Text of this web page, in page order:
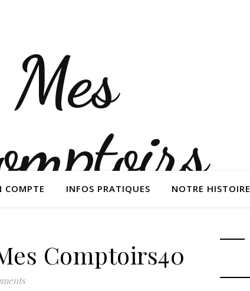
COMPTE INFOS PRATIQUES NOTRE HISTOIRE
Comptoirs40